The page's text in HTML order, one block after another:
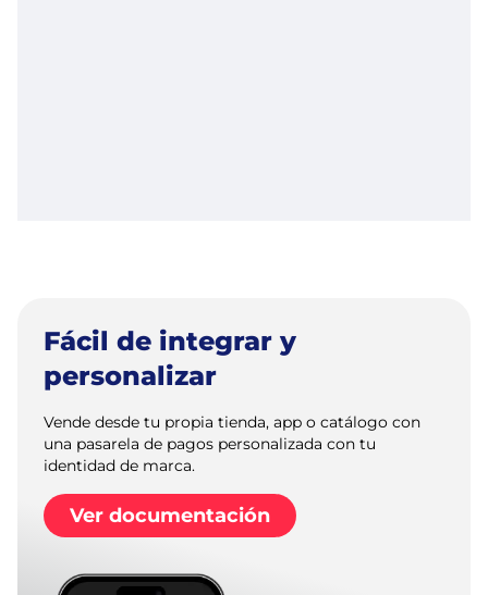
Fácil de integrar y
personalizar
Vende desde tu propia tienda, app o catálogo con
una pasarela de pagos personalizada con tu
identidad de marca.
Ver documentación